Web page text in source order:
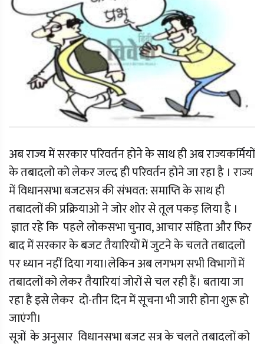
अब राज्य में सरकार परिवर्तन होने के साथ ही अब राज्यकर्मियों
के तबादलो को लेकर जल्द ही परिवर्तन होने जा रहा है । राज्य
में विधानसभा बजटसत्र की संभवत: समाप्ति के साथ ही
तबादलों की प्रक्रियाओ ने जोर शोर से तूल पकड़ लिया है ।
ज्ञात रहे कि पहले लोकसभा चुनाव, आचार संहिता और फिर
बाद में सरकार के बजट तैयारियों में जुटने के चलते तबादलों
पर ध्यान नहीं दिया गया।लेकिन अब लगभग सभी विभागों में
तबादलों को लेकर तैयारियां जोरों से चल रही हैं। बताया जा
रहा है इसे लेकर दो-तीन दिन में सूचना भी जारी होना शुरू हो
जाएंगी।
सूत्रों के अनुसार विधानसभा बजट सत्र के चलते तबादलों को